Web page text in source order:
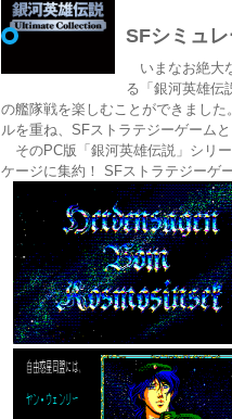
SFシミュ
いまなお絶大
る「銀河英雄伝
の艦隊戦を楽しむことができまし
ルを重ね、SFストラテジーゲーム
そのPC版「銀河英雄伝説」シリ
ケージに集約！ SFストラテジーゲ